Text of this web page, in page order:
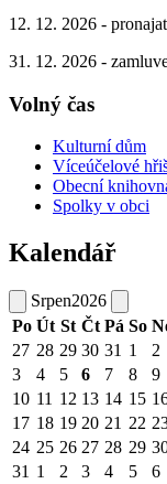
12. 12. 2026 -
31. 12. 2026 -
Volný čas
Kulturní dům
Víceúčelové
Obecní
Spolky v obci
Kalendář
Srpen2026
Po Út St Čt Pá So
27 28 29 30 31 1
2
3
4 5 6 7 8
9
10 11 12 13 14 15
17 18 19 20 21 22
24 25 26 27 28 29
31 1 2 3 4 5 6